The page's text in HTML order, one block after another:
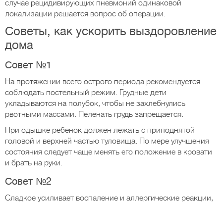
случае рецидивирующих пневмоний одинаковой
локализации решается вопрос об операции.
Советы, как ускорить выздоровление
дома
Совет №1
На протяжении всего острого периода рекомендуется
соблюдать постельный режим. Грудные дети
укладываются на полубок, чтобы не захлебнулись
рвотными массами. Пеленать грудь запрещается.
При одышке ребенок должен лежать с приподнятой
головой и верхней частью туловища. По мере улучшения
состояния следует чаще менять его положение в кровати
и брать на руки.
Совет №2
Сладкое усиливает воспаление и аллергические реакции,